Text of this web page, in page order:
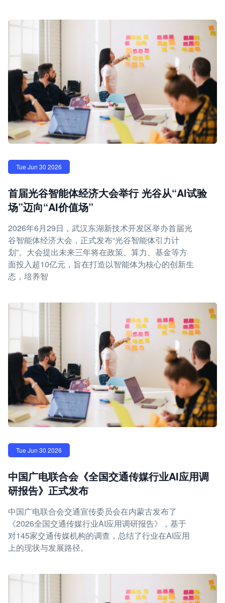
Tue Jun 30 2026
首届光谷智能体经济大会举行 光谷从“AI试验
场”迈向“AI价值场”
2026年6月29日，武汉东湖新技术开发区举办首届光
谷智能体经济大会，正式发布“光谷智能体引力计
划”。大会提出未来三年将在政策、算力、基金等方
面投入超10亿元，旨在打造以智能体为核心的创新生
态，培养智
Tue Jun 30 2026
中国广电联合会《全国交通传媒行业AI应用调
研报告》正式发布
中国广电联合会交通宣传委员会在内蒙古发布了
《2026全国交通传媒行业AI应用调研报告》，基于
对145家交通传媒机构的调查，总结了行业在AI应用
上的现状与发展路径。